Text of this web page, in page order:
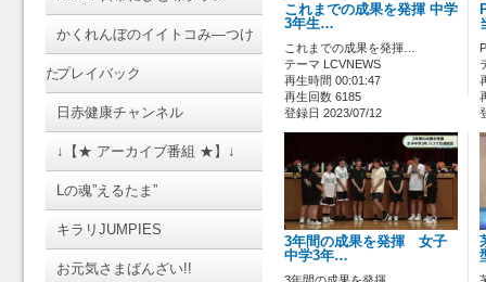
かくれんぼのイイトコみ―つけ
たプレイバック
日赤健康チャンネル
↓【★ アーカイブ番組 ★】↓
Lの魂”えるたま”
キラリJUMPIES
お元気さまばんざい!!
これまでの成果を発揮 中学
3年生…
これまでの成果を発揮…
テーマ LCVNEWS
再生時間 00:01:47
再生回数 6185
登録日 2023/07/12
3年間の成果を発揮 女子
中学3年…